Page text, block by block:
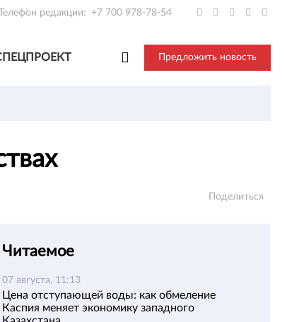
Телефон редакции: +7 700 978-78-54
Предложить новость
Поделиться
Читаемое
07 августа, 11:13
Цена отступающей воды: как обмеление
Каспия меняет экономику западного